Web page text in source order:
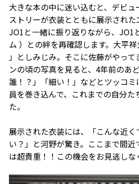
大きな本の中に迷い込むと、デビュ
ストリーが衣装とともに展示され
JO1と一緒に振り返りながら、JO1
ム ）との絆を再確認します。大平
」としみじみ。そこに佐藤がやって
ンの頃の写真を見ると、4年前のあ
誰！？」「細い！」などとツッコ
員を巻き込んで、これまでの自分た
た。
展示された衣装には、「こんな近
い？」と河野が驚き。ここまで間
は超貴重！！この機会をお見逃しな